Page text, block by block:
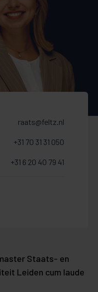
raats@feltz.nl
+31 70 31 31 050
+31 6 20 40 79 41
Staats- en
Leiden cum laude